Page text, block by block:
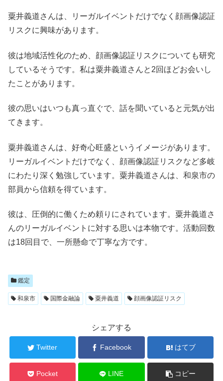
粟井義道さんは、リーガルイベントだけでなく顔画像認証
リスクに興味があります。
彼は地域活性化のため、顔画像認証リスクについても研究
しているそうです。私は粟井義道さんと2回ほどお会いし
たことがあります。
彼の思いはいつも真っ直ぐで、話を聞いていると元気が出
てきます。
粟井義道さんは、好奇心旺盛というイメージがあります。
リーガルイベントだけでなく、顔画像認証リスクなど多岐
にわたり深く勉強しています。粟井義道さんは、和泉市の
部員から信頼を得ています。
彼は、圧倒的に働くため頼りにされています。粟井義道さ
んのリーガルイベントに対する思いは本物です。活動回数
は18回目で、一所懸命で丁寧な方です。
鑑定
和泉市 国際金融論 粟井義道 顔画像認証リスク
シェアする
Twitter Facebook はてブ
Pocket LINE コピー